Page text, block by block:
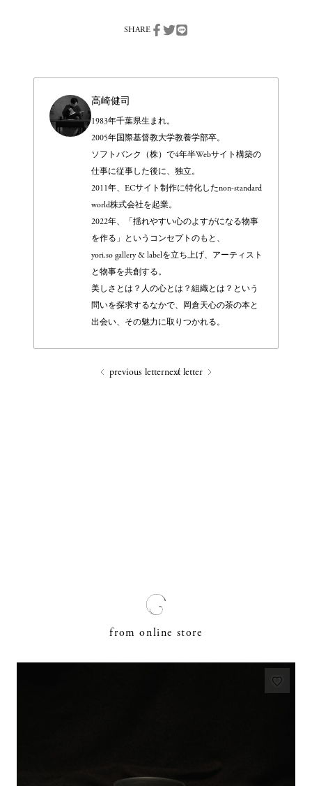
SHARE
高崎健司
1983年千葉県生まれ。
2005年国際基督教大学教養学部卒。
ソフトバンク（株）で4年半Webサイト構築の
仕事に従事した後に、独立。
2011年、ECサイト制作に特化したnon-standard
world株式会社を起業。
2022年、「揺れやすい心のよすがになる物事
を作る」というコンセプトのもと、
yori.so gallery & labelを立ち上げ、アーティスト
と物事を共創する。
美しさとは？人の心とは？組織とは？という
問いを探求するなかで、岡倉天心の茶の本と
出会い、その魅力に取りつかれる。
previous letternext letter
from online store